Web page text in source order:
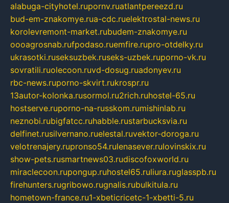
alabuga-cityhotel.rupornv.ruatlantpereezd.ru
bud-em-znakomye.rua-cdc.ruelektrostal-news.ru
korolevremont-market.rubudem-znakomye.ru
oooagrosnab.rufpodaso.ruemfire.rupro-otdelky.ru
ukrasotki.ruseksuzbek.ruseks-uzbek.ruporno-vk.ru
sovratili.ruolecoon.ruvd-dosug.ruadonyev.ru
rbc-news.ruporno-skvirt.rukrospr.ru
13autor-kolonka.rusormol.ru2rich.ruhostel-65.ru
hostserve.ruporno-na-russkom.rumishinlab.ru
neznobi.rubigfatcc.ruhabble.rustarbucksvia.ru
delfinet.rusilvernano.ruelestal.ruvektor-doroga.ru
velotrenajery.rupronso54.rulenasever.rulovinskix.ru
show-pets.rusmartnews03.rudiscofoxworld.ru
miraclecoon.rupongup.ruhostel65.ruliura.ruglasspb.ru
firehunters.rugribowo.rugnalis.rubulkitula.ru
hometown-france.ru1-xbeticricetc-1-xbetti-5.ru